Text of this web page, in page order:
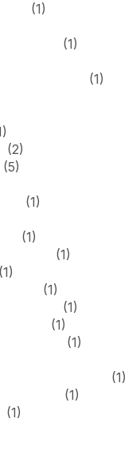
(1)
(1)
(1)
(2)
(5)
(1)
(1)
(1)
(1)
(1)
(1)
(1)
(1)
(1)
(1)
(1)